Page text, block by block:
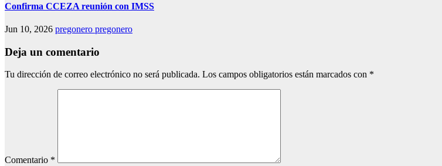
Confirma CCEZA reunión con IMSS
Jun 10, 2026 pregonero pregonero
Deja un comentario
Tu dirección de correo electrónico no será publicada. Los campos obligatorios están marcados con *
Comentario *